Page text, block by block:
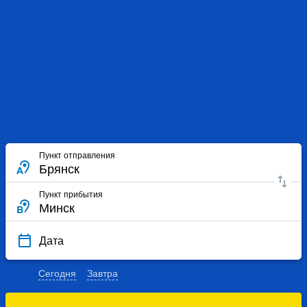
Пункт отправления
Пункт прибытия
Дата
Сегодня Завтра